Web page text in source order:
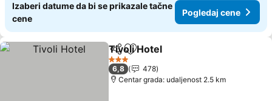
Izaberi datume da bi se prikazale tačne
cene
Pogledaj cene
Deli Dodati u favorite
Tivoli Hotel
3 Zvezdice
6,8
478
Centar grada: udaljenost 2.5 km